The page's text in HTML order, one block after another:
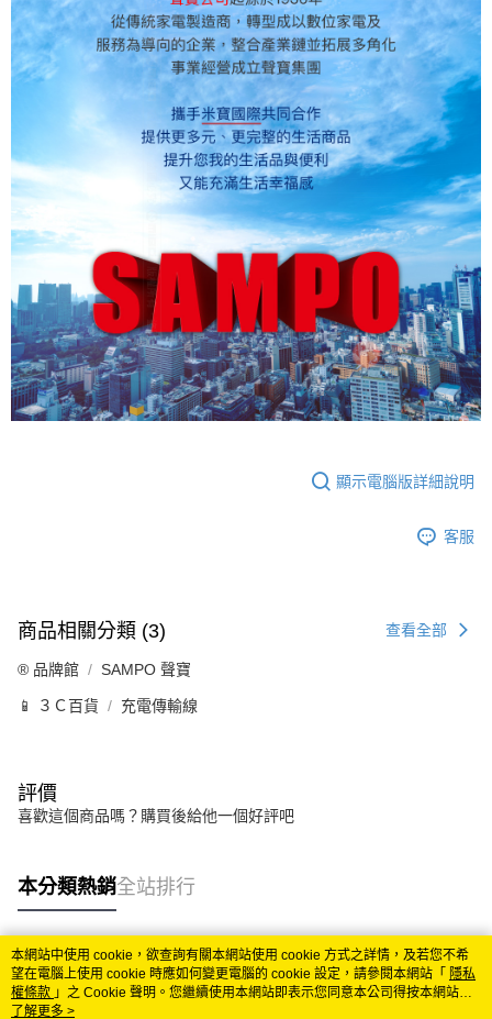
顯示電腦版詳細說明
客服
商品相關分類 (3) 查看全部
®️ 品牌館 SAMPO 聲寶
📱 ３Ｃ百貨 充電傳輸線
評價
喜歡這個商品嗎？購買後給他一個好評吧
本分類熱銷全站排行
熱門標籤
本網站中使用 cookie，欲查詢有關本網站使用 cookie 方式之詳情，及若您不希
望在電腦上使用 cookie 時應如何變更電腦的 cookie 設定，請參閱本網站「 隱私
權條款 」之 Cookie 聲明。您繼續使用本網站即表示您同意本公司得按本網站使
用條款之 Cookie 聲明使用 cookie。
了解更多 >